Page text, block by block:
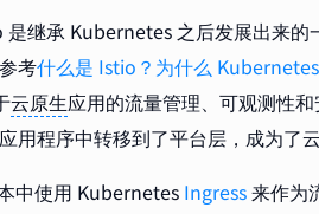
继承 Kubernetes 之后发展出来
考什么是 Istio？为什么
云原生应用的流量管理、可观测性
用程序中转移到了平台层，成为了
中使用 Kubernetes Ingress来作为